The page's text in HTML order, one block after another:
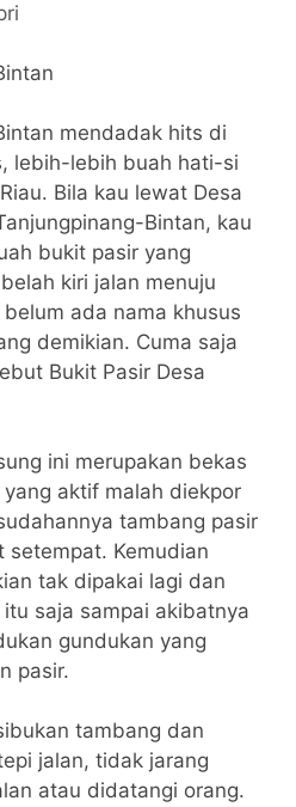
mendadak hits di
lebih-lebih buah hati-si
Bila kau lewat Desa
Bintan, kau
bukit pasir yang
kiri jalan menuju
ada nama khusus
demikian. Cuma saja
Bukit Pasir Desa
ini merupakan bekas
aktif malah diekpor
tambang pasir
setempat. Kemudian
tak dipakai lagi dan
saja sampai akibatnya
gundukan yang
pasir.
tambang dan
jalan, tidak jarang
atau didatangi orang.